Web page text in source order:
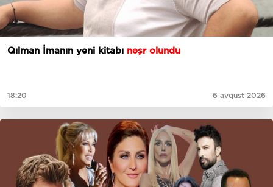
Qılman İmanın yeni kitabı nəşr olundu
18:20 6 avqust 2026